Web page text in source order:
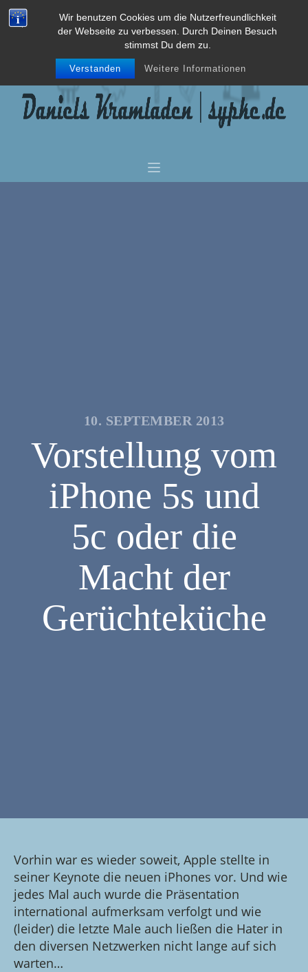
Wir benutzen Cookies um die Nutzerfreundlichkeit
der Webseite zu verbessen. Durch Deinen Besuch
stimmst Du dem zu.
Verstanden Weitere Informationen
10. SEPTEMBER 2013
Vorstellung vom
iPhone 5s und
5c oder die
Macht der
Gerüchteküche
Vorhin war es wieder soweit, Apple stellte in
seiner Keynote die neuen iPhones vor. Und wie
jedes Mal auch wurde die Präsentation
international aufmerksam verfolgt und wie
(leider) die letzte Male auch ließen die Hater in
den diversen Netzwerken nicht lange auf sich
warten…